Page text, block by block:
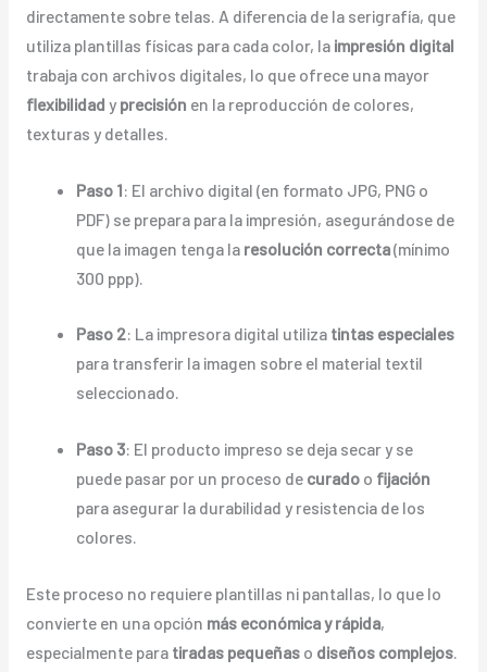
directamente sobre telas. A diferencia de la serigrafía, que
utiliza plantillas físicas para cada color, la impresión digital
trabaja con archivos digitales, lo que ofrece una mayor
flexibilidad y precisión en la reproducción de colores,
texturas y detalles.
Paso 1: El archivo digital (en formato JPG, PNG o
PDF) se prepara para la impresión, asegurándose de
que la imagen tenga la resolución correcta(mínimo
300 ppp).
Paso 2: La impresora digital utiliza tintas especiales
para transferir la imagen sobre el material textil
seleccionado.
Paso 3: El producto impreso se deja secar y se
puede pasar por un proceso de curado o fijación
para asegurar la durabilidad y resistencia de los
colores.
Este proceso no requiere plantillas ni pantallas, lo que lo
convierte en una opción más económica y rápida,
especialmente para tiradas pequeñaso diseños complejos.